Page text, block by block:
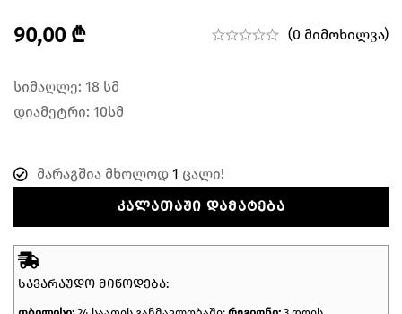
90,00 ₾ (0 მიმოხილვა)
სიმაღლე: 18 სმ
დიამეტრი: 10სმ
მარაგშია მხოლოდ 1 ცალი!
ᲙᲐᲚᲐᲗᲐᲨᲘ ᲓᲐᲛᲐᲢᲔᲑᲐ
ᲡᲐᲕᲐᲠᲐᲣᲓᲝ ᲛᲘᲬᲝᲓᲔᲑᲐ: